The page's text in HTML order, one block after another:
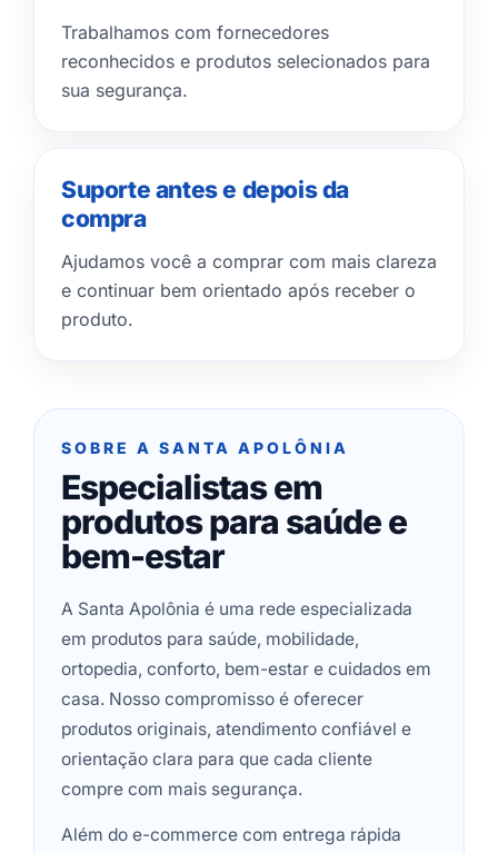
Trabalhamos com fornecedores
reconhecidos e produtos selecionados para
sua segurança.
Suporte antes e depois da
compra
Ajudamos você a comprar com mais clareza
e continuar bem orientado após receber o
produto.
SOBRE A SANTA APOLÔNIA
Especialistas em
produtos para saúde e
bem-estar
A Santa Apolônia é uma rede especializada
em produtos para saúde, mobilidade,
ortopedia, conforto, bem-estar e cuidados em
casa. Nosso compromisso é oferecer
produtos originais, atendimento confiável e
orientação clara para que cada cliente
compre com mais segurança.
Além do e-commerce com entrega rápida